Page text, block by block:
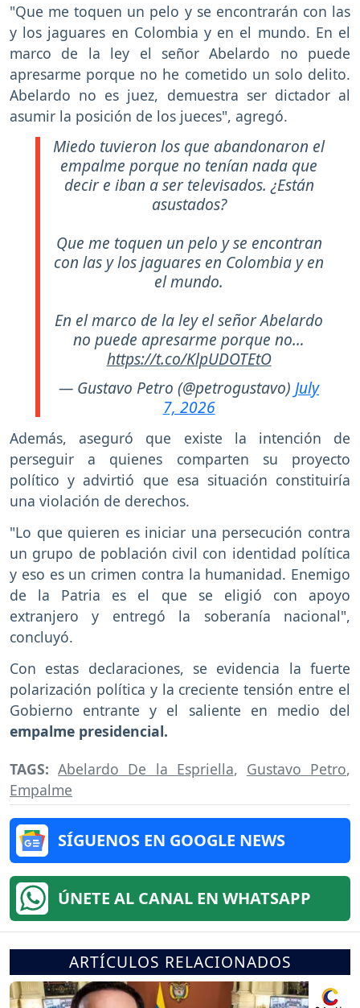
"Que me toquen un pelo y se encontrarán con las
y los jaguares en Colombia y en el mundo. En el
marco de la ley el señor Abelardo no puede
apresarme porque no he cometido un solo delito.
Abelardo no es juez, demuestra ser dictador al
asumir la posición de los jueces", agregó.
Miedo tuvieron los que abandonaron el
empalme porque no tenían nada que
decir e iban a ser televisados. ¿Están
asustados?
Que me toquen un pelo y se encontran
con las y los jaguares en Colombia y en
el mundo.
En el marco de la ley el señor Abelardo
no puede apresarme porque no…
https://t.co/KlpUDOTEtO
— Gustavo Petro (@petrogustavo) July
7, 2026
Además, aseguró que existe la intención de
perseguir a quienes comparten su proyecto
político y advirtió que esa situación constituiría
una violación de derechos.
"Lo que quieren es iniciar una persecución contra
un grupo de población civil con identidad política
y eso es un crimen contra la humanidad. Enemigo
de la Patria es el que se eligió con apoyo
extranjero y entregó la soberanía nacional",
concluyó.
Con estas declaraciones, se evidencia la fuerte
polarización política y la creciente tensión entre el
Gobierno entrante y el saliente en medio del
empalme presidencial.
TAGS:Abelardo De la Espriella, Gustavo Petro,
Empalme
SÍGUENOS EN GOOGLE NEWS
ÚNETE AL CANAL EN WHATSAPP
ARTÍCULOS RELACIONADOS